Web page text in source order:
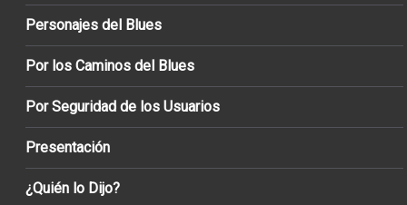
Personajes del Blues
Por los Caminos del Blues
Por Seguridad de los Usuarios
Presentación
¿Quién lo Dijo?